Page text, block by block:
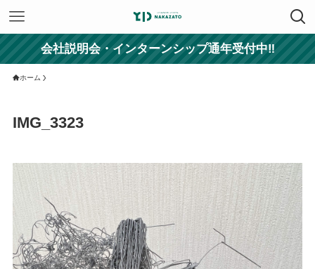
会社説明会・インターンシップ通年受付中‼
ホーム
IMG_3323